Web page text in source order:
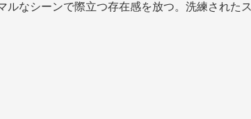
ルなシーンで際立つ存在感を放つ。洗練されたス